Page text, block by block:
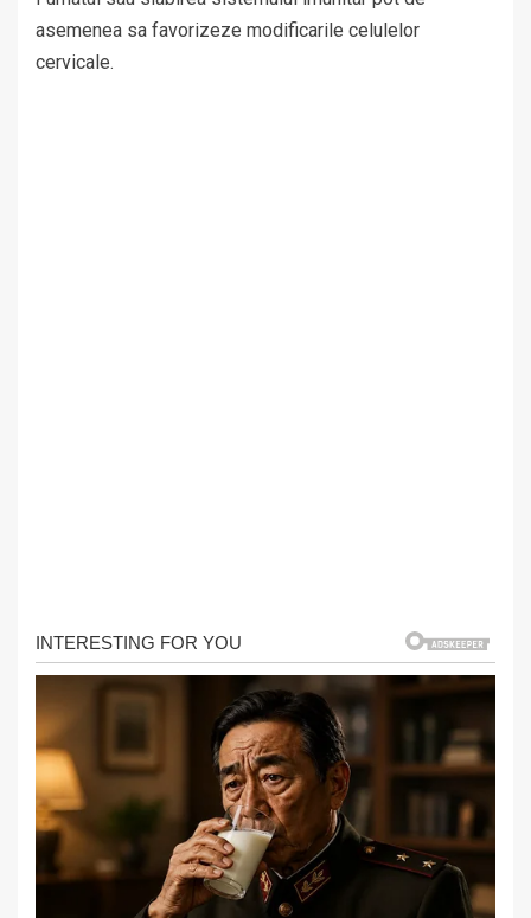
asemenea sa favorizeze modificarile celulelor
cervicale.